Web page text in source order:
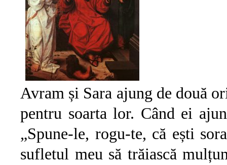
Avram și Sara ajung de două
pentru soarta lor. Când ei
„Spune-le, rogu-te, că ești
sufletul meu să trăiască